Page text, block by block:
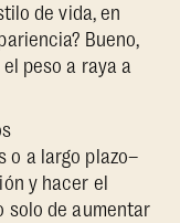
de vida, en
Bueno,
peso a raya a
o a largo plazo–
y hacer el
solo de aumentar